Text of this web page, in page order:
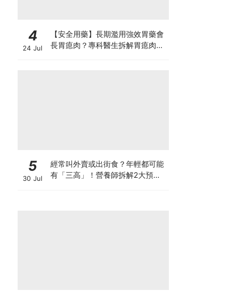
4
24 Jul
【安全用藥】長期濫用強效胃藥會
長胃瘜肉？專科醫生拆解胃瘜肉癌
5
30 Jul
經常叫外賣或出街食？年輕都可能
有「三高」！營養師拆解2大預防